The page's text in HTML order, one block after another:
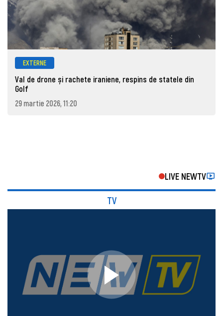
EXTERNE
Val de drone și rachete iraniene, respins de statele din
Golf
29 martie 2026, 11:20
LIVE NEWTV
TV